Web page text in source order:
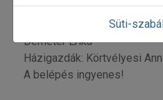
tanításával
Közreműködik a Prima
Demeter Erika
Házigazdák: Körtvélyesi
A belépés ingyenes!
Süti-